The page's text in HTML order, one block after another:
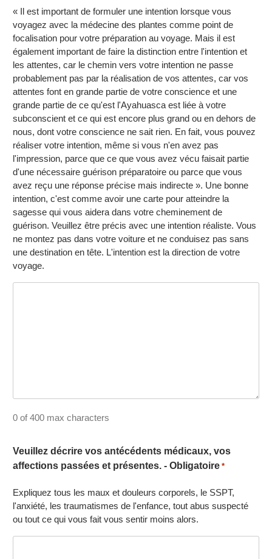
« Il est important de formuler une intention lorsque vous
voyagez avec la médecine des plantes comme point de
focalisation pour votre préparation au voyage. Mais il est
également important de faire la distinction entre l'intention et
les attentes, car le chemin vers votre intention ne passe
probablement pas par la réalisation de vos attentes, car vos
attentes font en grande partie de votre conscience et une
grande partie de ce qu'est l'Ayahuasca est liée à votre
subconscient et ce qui est encore plus grand ou en dehors de
nous, dont votre conscience ne sait rien. En fait, vous pouvez
réaliser votre intention, même si vous n'en avez pas
l'impression, parce que ce que vous avez vécu faisait partie
d'une nécessaire guérison préparatoire ou parce que vous
avez reçu une réponse précise mais indirecte ». Une bonne
intention, c'est comme avoir une carte pour atteindre la
sagesse qui vous aidera dans votre cheminement de
guérison. Veuillez être précis avec une intention réaliste. Vous
ne montez pas dans votre voiture et ne conduisez pas sans
une destination en tête. L'intention est la direction de votre
voyage.
0 of 400 max characters
Veuillez décrire vos antécédents médicaux, vos
affections passées et présentes. - Obligatoire *
Expliquez tous les maux et douleurs corporels, le SSPT,
l'anxiété, les traumatismes de l'enfance, tout abus suspecté
ou tout ce qui vous fait vous sentir moins alors.